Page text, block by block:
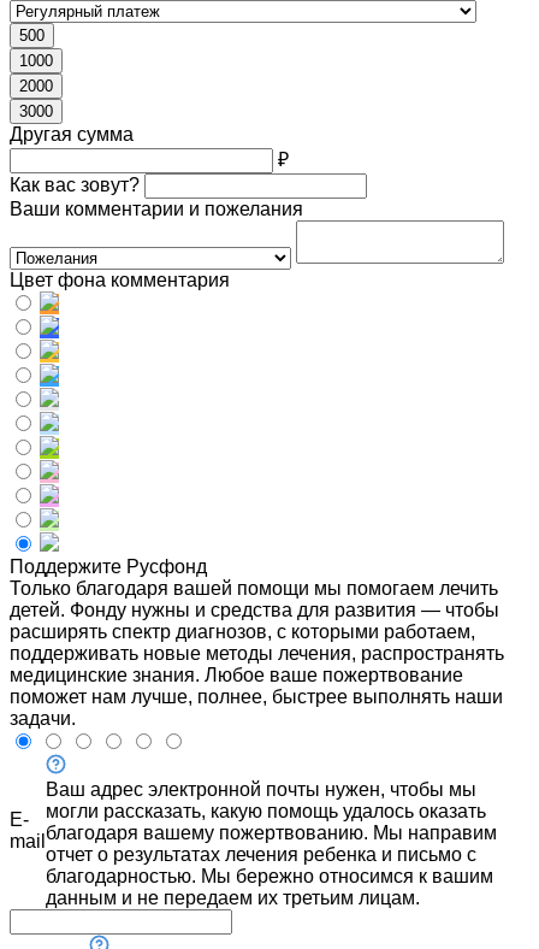
500
1000
2000
3000
Другая сумма
₽
Как вас зовут?
Ваши комментарии и пожелания
Цвет фона комментария
Поддержите Русфонд
Только благодаря вашей помощи мы помогаем лечить
детей. Фонду нужны и средства для развития — чтобы
расширять спектр диагнозов, с которыми работаем,
поддерживать новые методы лечения, распространять
медицинские знания. Любое ваше пожертвование
поможет нам лучше, полнее, быстрее выполнять наши
задачи.
E-
mail
Ваш адрес электронной почты нужен, чтобы мы
могли рассказать, какую помощь удалось оказать
благодаря вашему пожертвованию. Мы направим
отчет о результатах лечения ребенка и письмо с
благодарностью. Мы бережно относимся к вашим
данным и не передаем их третьим лицам.